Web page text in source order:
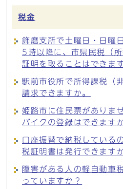
税金
飾磨支所で土曜日・日曜
5時以降に、市県民税（
証明を取ることはできま
駅前市役所で所得課税（
請求できますか。
姫路市に住民票がありま
バイクの登録はできますか
口座振替で納税している
税証明書は発行できますか
障害がある人の軽自動車
っていますか？